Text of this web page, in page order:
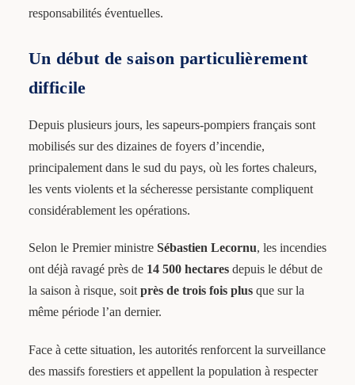
responsabilités éventuelles.
Un début de saison particulièrement
difficile
Depuis plusieurs jours, les sapeurs-pompiers français sont
mobilisés sur des dizaines de foyers d’incendie,
principalement dans le sud du pays, où les fortes chaleurs,
les vents violents et la sécheresse persistante compliquent
considérablement les opérations.
Selon le Premier ministre Sébastien Lecornu, les incendies
ont déjà ravagé près de 14 500 hectaresdepuis le début de
la saison à risque, soitprès de trois fois plusque sur la
même période l’an dernier.
Face à cette situation, les autorités renforcent la surveillance
des massifs forestiers et appellent la population à respecter